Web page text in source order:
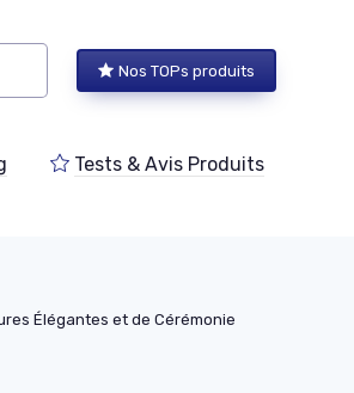
Nos TOPs produits
Tests & Avis Produits
Élégantes et de Cérémonie